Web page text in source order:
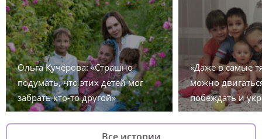
Ольга Кучерова: «Страшно
подумать, что этих детей мог
забрать кто-то другой»
«Даже в самые
можно
побеждать и